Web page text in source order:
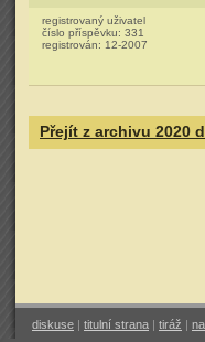
registrovaný uživatel
číslo příspěvku: 331
registrován: 12-2007
Přejít z archivu 2020
diskuse | titulní strana | tiráž |